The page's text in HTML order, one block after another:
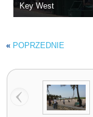
Key West
« POPRZEDNIE